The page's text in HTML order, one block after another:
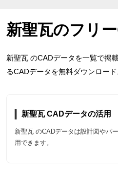
新聖瓦のフリ
新聖瓦 のCADデータを一覧で掲
るCADデータを無料ダウンロード
新聖瓦 CADデータの活用
新聖瓦 のCADデータは設計図やパ
用できます。